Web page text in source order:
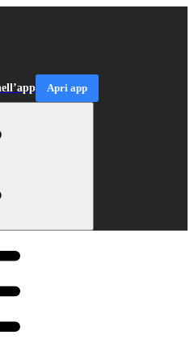
Apri app